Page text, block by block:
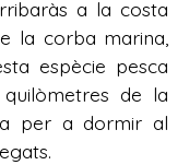
a la costa
la corba marina,
espècie pesca
de la
per a dormir al